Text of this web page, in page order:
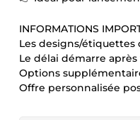
INFORMATIONS
Les designs/
Le délai démarre
Options
Offre personnalisée